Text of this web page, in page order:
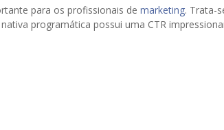
para os profissionais de marketing. Trata-
programática possui uma CTR